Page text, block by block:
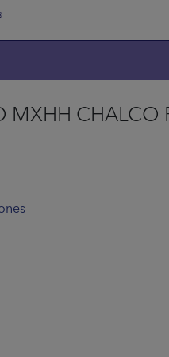
Benzac?
MXHH CHALCO